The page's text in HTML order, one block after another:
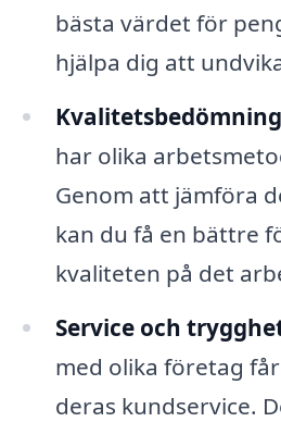
bästa värdet för
hjälpa dig att
har olika
Genom att jämföra
kan du få en bättre
kvaliteten på det
Service och
med olika företag
deras kundservice.